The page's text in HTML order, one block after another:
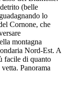
(belle
lo
Cornone, che
montagna
Nord-Est. A
facile di quanto
Panorama